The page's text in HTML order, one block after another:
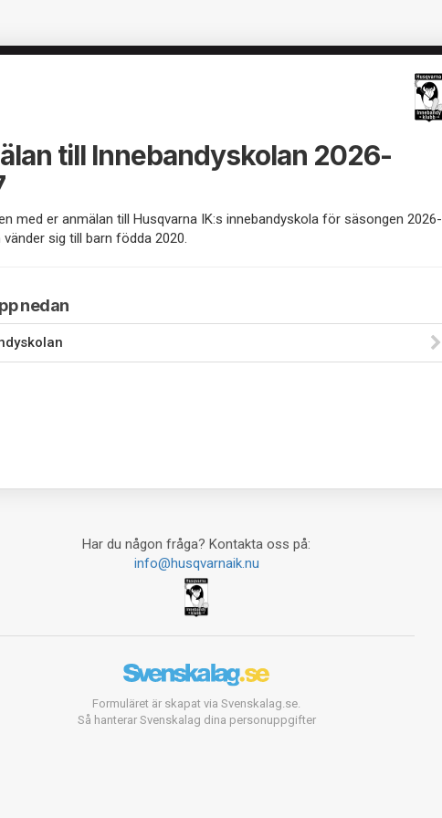
till Innebandyskolan 2026-
med er anmälan till Husqvarna IK:s innebandyskola för säsongen 2026-
sig till barn födda 2020.
nedan
Har du någon fråga? Kontakta oss på:
info@husqvarnaik.nu
Formuläret är skapat via Svenskalag.se.
Så hanterar Svenskalag dina personuppgifter